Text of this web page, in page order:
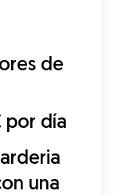
de
por día
una